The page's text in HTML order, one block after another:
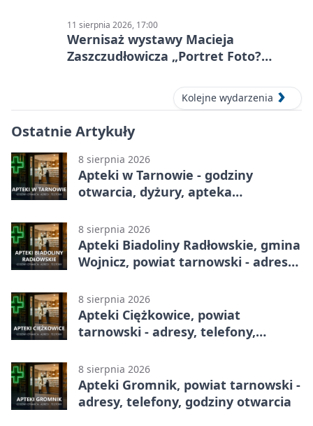
11 sierpnia 2026, 17:00
Wernisaż wystawy Macieja
Zaszczudłowicza „Portret Foto?
Kolejne wydarzenia
Ostatnie Artykuły
8 sierpnia 2026
Apteki w Tarnowie - godziny
otwarcia, dyżury, apteka
8 sierpnia 2026
Apteki Biadoliny Radłowskie, gmina
Wojnicz, powiat tarnowski - adresy,
8 sierpnia 2026
Apteki Ciężkowice, powiat
tarnowski - adresy, telefony,
8 sierpnia 2026
Apteki Gromnik, powiat tarnowski -
adresy, telefony, godziny otwarcia